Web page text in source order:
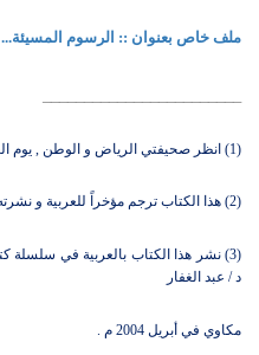
ملف خاص بعنوان :: الرسوم المسيئة...
(1) انظر صحيفتي الرياض و الوطن , يوم الخميس 9 / 1 / 1427 هـ .
(2) هذا الكتاب ترجم مؤخراً للعربية و نشرته مكتبة العبيكان بالرياض .
(3) نشر هذا الكتاب بالعربية في سلسلة
د / عبد الغفار
مكاوي في أبريل 2004 م .